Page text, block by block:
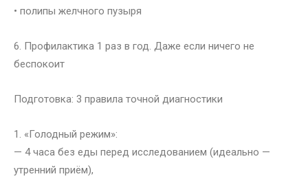
• полипы желчного пузыря
6. Профилактика 1 раз в год. Даже если ничего не
беспокоит
Подготовка: 3 правила точной диагностики
1. «Голодный режим»:
— 4 часа без еды перед исследованием (идеально —
утренний приём),